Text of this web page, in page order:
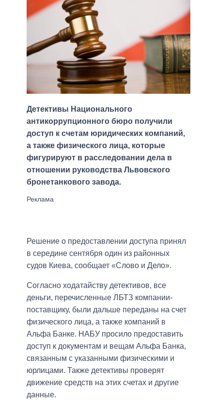
Детективы Национального
антикоррупционного бюро получили
доступ к счетам юридических компаний,
а также физического лица, которые
фигурируют в расследовании дела в
отношении руководства Львовского
бронетанкового завода.
Решение о предоставлении доступа принял
в середине сентября один из районных
судов Киева, сообщает «Слово и Дело».
Согласно ходатайству детективов, все
деньги, перечисленные ЛБТЗ компании-
поставщику, были дальше переданы на счет
физического лица, а также компаний в
Альфа Банке. НАБУ просило предоставить
доступ к документам и вещам Альфа Банка,
связанным с указанными физическими и
юрлицами. Также детективы проверят
движение средств на этих счетах и другие
данные.